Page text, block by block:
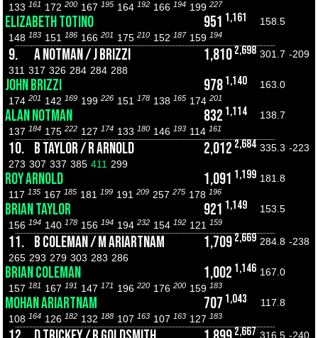
133 161 172 200 167 195 164 192 166 194 199 227
ELIZABETH TOTINO 951 1,161
158.5
148 183 151 186 166 201 175 210 152 187 159 194
9. A NOTMAN / J BRIZZI 1,8102,698 301.7 -209
311 317 326 284 284 288
JOHN BRIZZI 978 1,140
163.0
174 201 142 169 199 226 151 178 138 165 174 201
ALAN NOTMAN 832 1,114
138.7
137 184 175 222 127 174 133 180 146 193 114 161
10. B TAYLOR / R ARNOLD 2,012 2,684 335.3 -223
273 307 337 385 411 299
ROY ARNOLD 1,091 1,199 181.8
117 135 167 185 181 199 191 209 257 275 178 196
BRIAN TAYLOR 921 1,149
153.5
156 194 140 178 156 194 194 232 154 192 121 159
11. B COLEMAN / M ARIARTNAM 1,7092,669 284.8 -238
265 293 279 303 283 286
BRIAN COLEMAN 1,002 1,146 167.0
157 181 167 191 147 171 196 220 176 200 159 183
MOHAN ARIARTNAM 707 1,043
117.8
108 164 126 182 132 188 107 163 107 163 127 183
2,667 316.5 -240